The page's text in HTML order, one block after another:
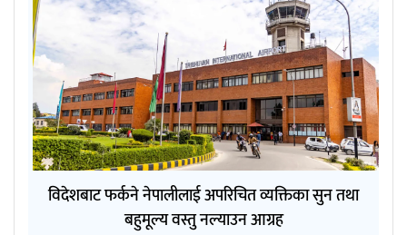
विदेशबाट फर्कने नेपालीलाई अपरिचित व्यक्तिका सुन तथा
बहुमूल्य वस्तु नल्याउन आग्रह